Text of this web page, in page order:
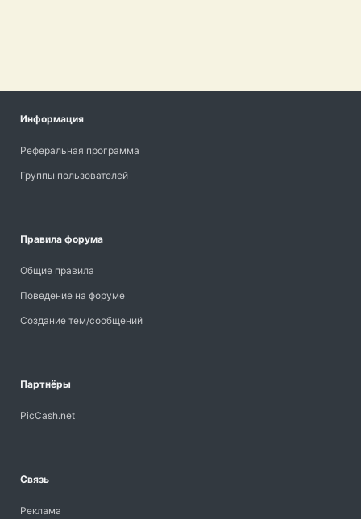
Информация
Реферальная программа
Группы пользователей
Правила форума
Общие правила
Поведение на форуме
Создание тем/сообщений
Партнёры
PicCash.net
Связь
Реклама